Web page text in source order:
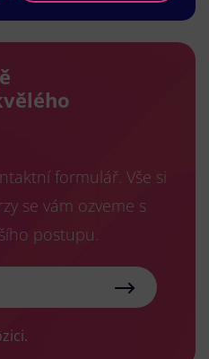
formulář. Vše si
se vám ozveme s
postupu.